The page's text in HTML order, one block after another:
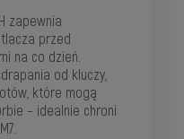
zapewnia
przed
na co dzień.
od kluczy,
które mogą
– idealnie chroni